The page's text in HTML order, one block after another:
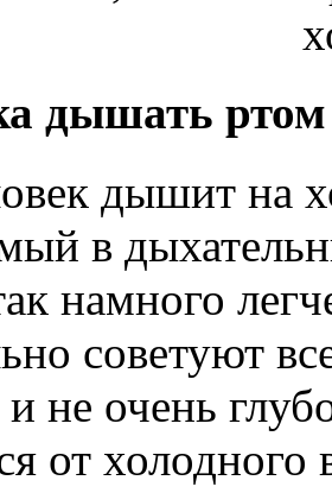
дышать ртом
дышит на
в
намного
советуют
не очень
от холодного